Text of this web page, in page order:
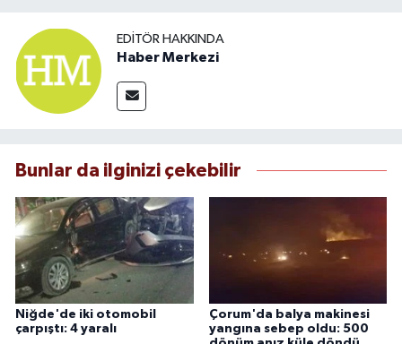
EDITÖR HAKKINDA
Haber Merkezi
Bunlar da ilginizi çekebilir
Niğde'de iki otomobil
çarpıştı: 4 yaralı
Çorum'da balya makinesi
yangına sebep oldu: 500